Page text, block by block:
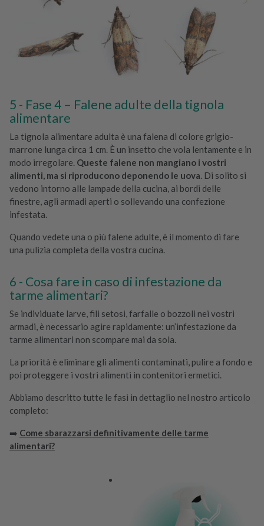
Fase 4 – Falene adulte della tignola
alimentare
La tignola alimentare adulta è una falena di colore grigio-
marrone lunga circa 1 cm. È un insetto che vola lentamente e in
modo irregolare. Queste falene non mangiano i vostri
alimenti, ma si riproducono deponendo le uova. Di solito si
vedono intorno alle lampade della cucina, ai bordi delle
finestre, agli armadi aperti o sollevando una confezione
infestata.
Quando vedete una o più falene adulte, è il momento di fare
una pulizia completa della vostra cucina.
Cosa fare in caso di infestazione da
tarme alimentari?
Se individuate larve, fili setosi, farfalle o bozzoli nei vostri
armadi, è necessario agire rapidamente: un’infestazione da
tarme alimentari non scompare mai da sola.
La priorità è eliminare gli alimenti contaminati, pulire a fondo e
poi proteggere i vostri alimenti in contenitori ermetici.
Abbiamo descritto tutte le fasi in dettaglio nel nostro articolo
completo:
➡️ Come sbarazzarsi definitivamente delle tarme
alimentari?